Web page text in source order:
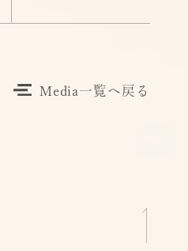
Media一覧へ戻る